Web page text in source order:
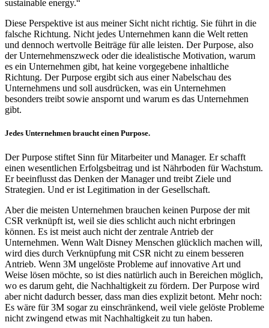
sustainable energy.“
Diese Perspektive ist aus meiner Sicht nicht richtig. Sie führt in die
falsche Richtung. Nicht jedes Unternehmen kann die Welt retten
und dennoch wertvolle Beiträge für alle leisten. Der Purpose, also
der Unternehmenszweck oder die idealistische Motivation, warum
es ein Unternehmen gibt, hat keine vorgegebene inhaltliche
Richtung. Der Purpose ergibt sich aus einer Nabelschau des
Unternehmens und soll ausdrücken, was ein Unternehmen
besonders treibt sowie anspornt und warum es das Unternehmen
gibt.
Jedes Unternehmen braucht einen Purpose.
Der Purpose stiftet Sinn für Mitarbeiter und Manager. Er schafft
einen wesentlichen Erfolgsbeitrag und ist Nährboden für Wachstum.
Er beeinflusst das Denken der Manager und treibt Ziele und
Strategien. Und er ist Legitimation in der Gesellschaft.
Aber die meisten Unternehmen brauchen keinen Purpose der mit
CSR verknüpft ist, weil sie dies schlicht auch nicht erbringen
können. Es ist meist auch nicht der zentrale Antrieb der
Unternehmen. Wenn Walt Disney Menschen glücklich machen will,
wird dies durch Verknüpfung mit CSR nicht zu einem besseren
Antrieb. Wenn 3M ungelöste Probleme auf innovative Art und
Weise lösen möchte, so ist dies natürlich auch in Bereichen möglich,
wo es darum geht, die Nachhaltigkeit zu fördern. Der Purpose wird
aber nicht dadurch besser, dass man dies explizit betont. Mehr noch:
Es wäre für 3M sogar zu einschränkend, weil viele gelöste Probleme
nicht zwingend etwas mit Nachhaltigkeit zu tun haben.